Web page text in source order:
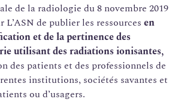
de la radiologie du 8 novembre 2019
L’ASN de publier les ressources en
et de la pertinence des
utilisant des radiations ionisantes,
des patients et des professionnels de
institutions, sociétés savantes et
ou d’usagers.